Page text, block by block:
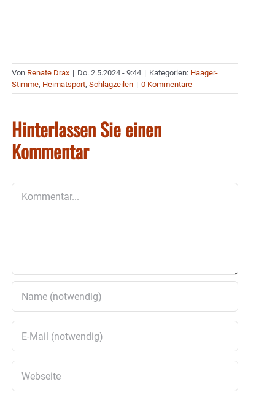
Von Renate Drax | Do. 2.5.2024 - 9:44 | Kategorien: Haager-
Stimme, Heimatsport, Schlagzeilen | 0 Kommentare
Hinterlassen Sie einen
Kommentar